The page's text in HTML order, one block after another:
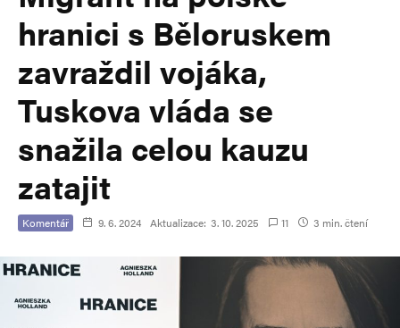
hranici s Běloruskem
zavraždil vojáka,
Tuskova vláda se
snažila celou kauzu
zatajit
Komentář 9. 6. 2024 Aktualizace: 3. 10. 2025 11 3 min. čtení